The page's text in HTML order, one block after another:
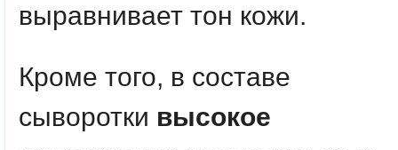
выравнивает тон кожи.
Кроме того, в составе
сыворотки высокое